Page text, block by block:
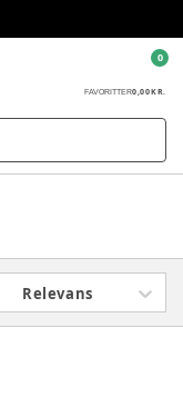
FAVORITTER0,00 KR.
0
Relevans